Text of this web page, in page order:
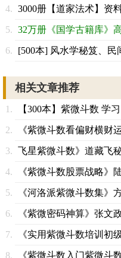
3000册【道家法术】资
32万册《国学古籍库》
[500本] 风水学秘笈、民
相关文章推荐
【300本】紫微斗数 学
《紫微斗数看偏财横财
飞星紫微斗数》道藏飞
《紫微斗数股票战略》
《河洛派紫微斗数集》
《紫微密码神算》张文
《实用紫微斗数培训初
《紫微斗数入门紫微斗